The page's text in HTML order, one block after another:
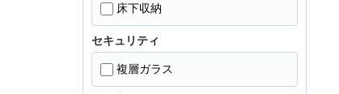
床下収納
セキュリティ
複層ガラス